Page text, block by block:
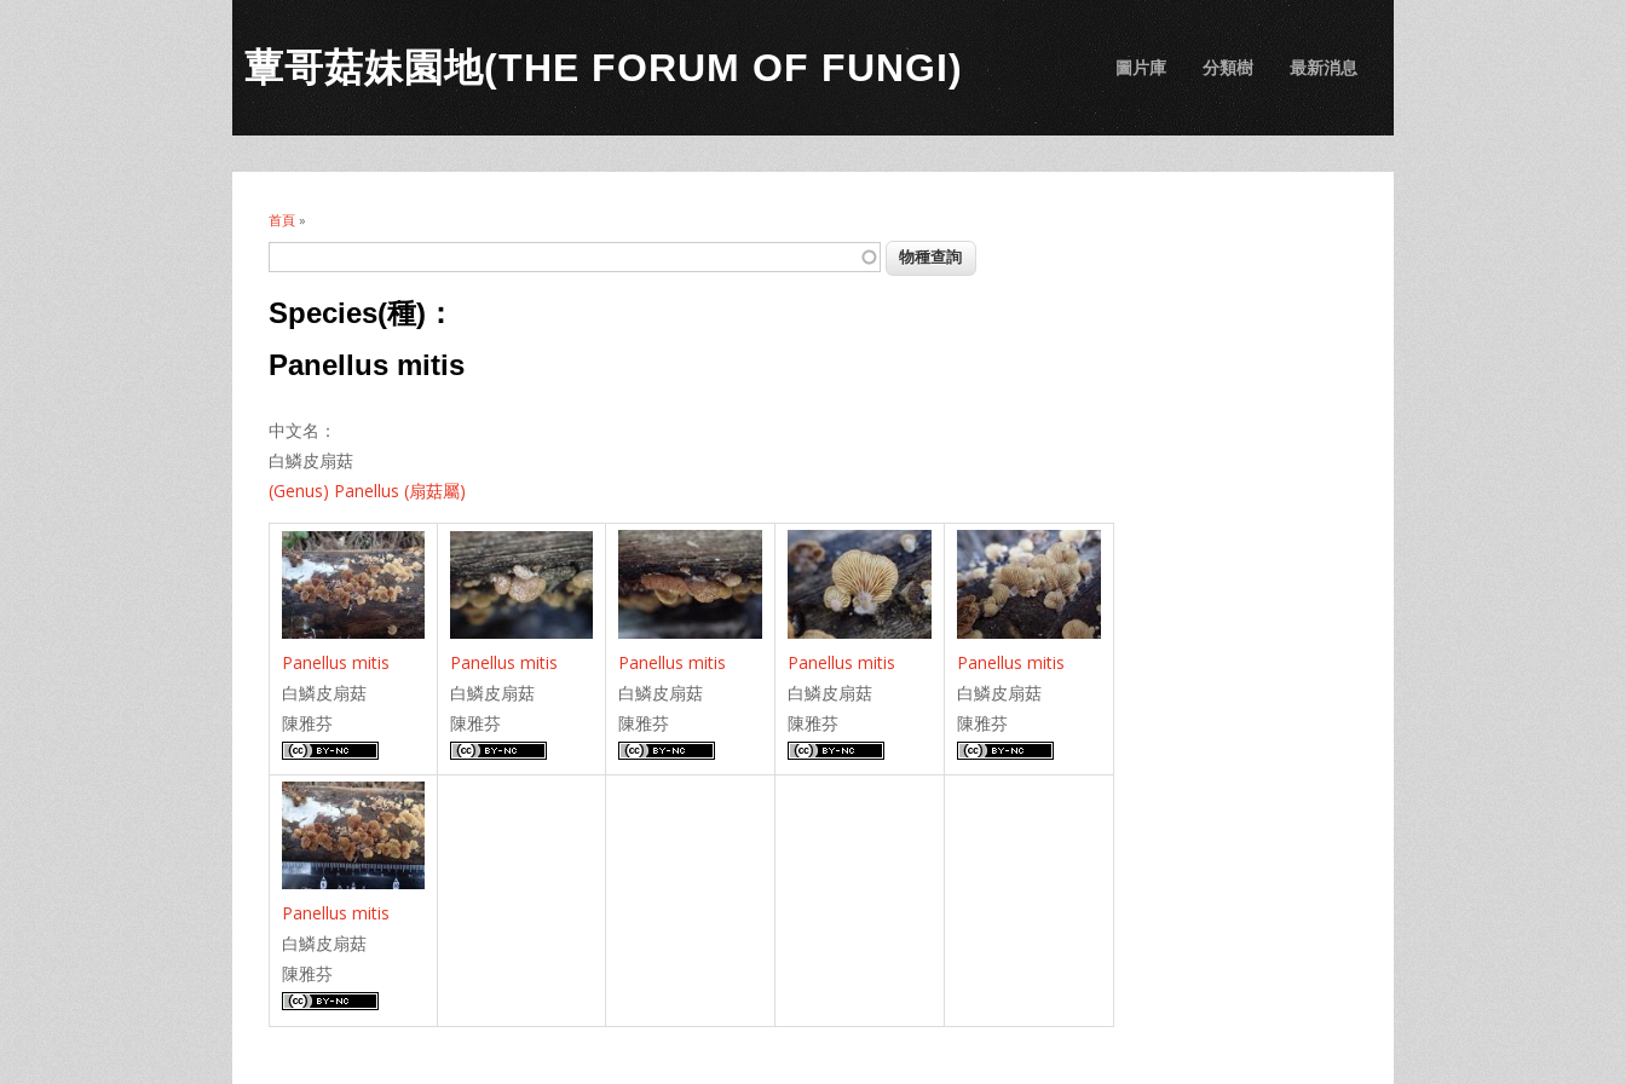
蕈哥菇妹園地(THE FORUM OF FUNGI) 圖片庫 分類樹 最新消息
您在這裡
首頁 »
Species(種)：
Panellus mitis
中文名：
白鱗皮扇菇
(Genus) Panellus (扇菇屬)
Panellus mitis
白鱗皮扇菇
陳雅芬
Panellus mitis
白鱗皮扇菇
陳雅芬
Panellus mitis
白鱗皮扇菇
陳雅芬
Panellus mitis
白鱗皮扇菇
陳雅芬
Panellus mitis
白鱗皮扇菇
陳雅芬
Panellus mitis
白鱗皮扇菇
陳雅芬